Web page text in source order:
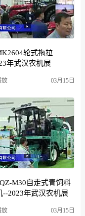
轮式拖拉
年武汉农机展
放 03月15日
M30自走式青饲料
--2023年武汉农机展
放 03月15日